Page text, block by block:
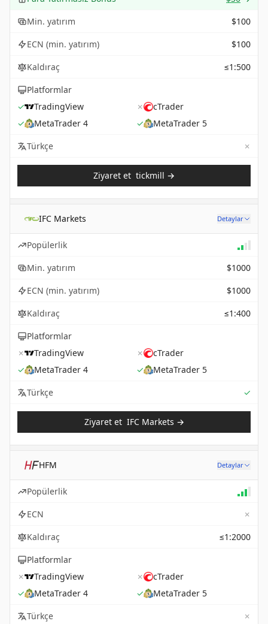
Min. yatırım
$100
ECN (min. yatırım)
$100
Kaldıraç
≤1:500
Platformlar
✓
TradingView ✗
cTrader
✓
MetaTrader 4 ✓
MetaTrader 5
Türkçe
✗
Ziyaret et tickmill →
IFC Markets Detaylar
Popülerlik
Min. yatırım
$1000
ECN (min. yatırım)
$1000
Kaldıraç
≤1:400
Platformlar
✗
TradingView ✗
cTrader
✓
MetaTrader 4 ✓
MetaTrader 5
Türkçe
✓
Ziyaret et IFC Markets →
HFM Detaylar
Popülerlik
ECN
✗
Kaldıraç
≤1:2000
Platformlar
✗
TradingView ✗
cTrader
✓
MetaTrader 4 ✓
MetaTrader 5
Türkçe
✗